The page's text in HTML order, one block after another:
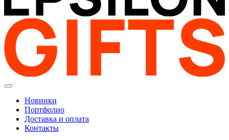
Новинки
Портфолио
Доставка и оплата
Контакты